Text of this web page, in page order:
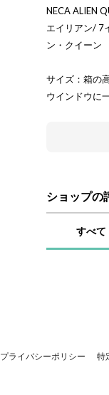
NECA ALIEN
エイリアン/ 7
ン・クイーン
サイズ：箱の
ウインドウに
ショップの
すべて
プライバシーポリシー 特